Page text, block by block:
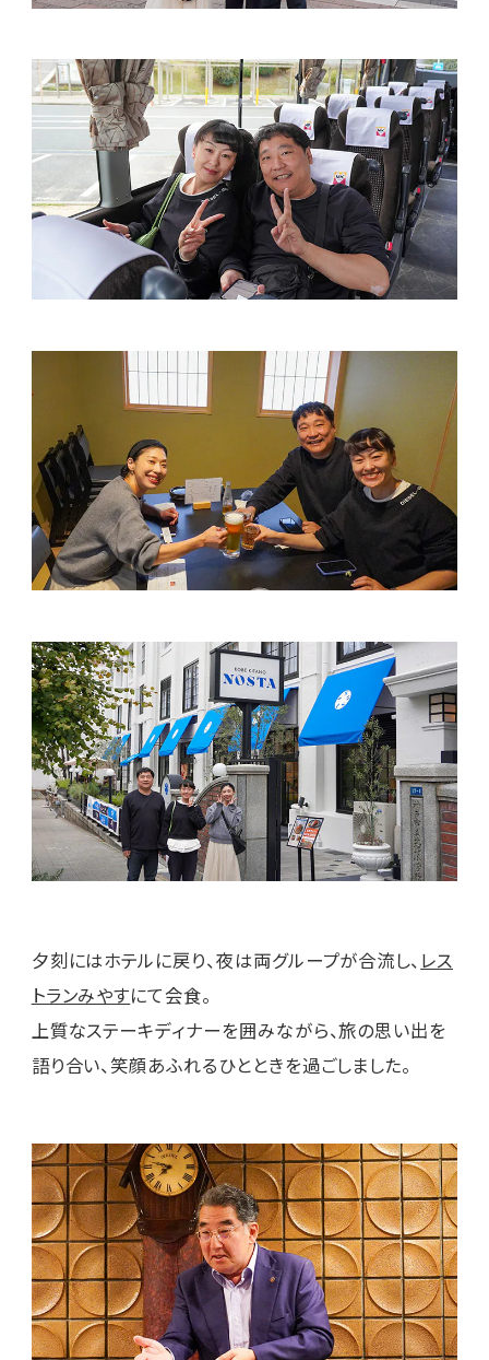
夕刻にはホテルに戻り、夜は両グループが合流し、 レス
トランみやすにて会食。
上質なステーキディナーを囲みながら、旅の思い出を
語り合い、笑顔あふれるひとときを過ごしました。